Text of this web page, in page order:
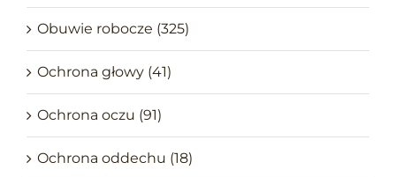
Obuwie robocze (325)
Ochrona głowy (41)
Ochrona oczu (91)
Ochrona oddechu (18)